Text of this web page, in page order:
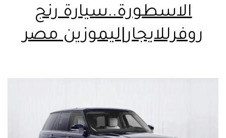
الاسطورة..سيارة رنج
روفرللايجار|ليموزين مصر